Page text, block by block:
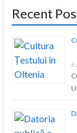
Recent
6